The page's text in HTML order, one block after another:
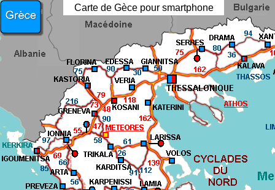
Carte de Gèce pour smartphone